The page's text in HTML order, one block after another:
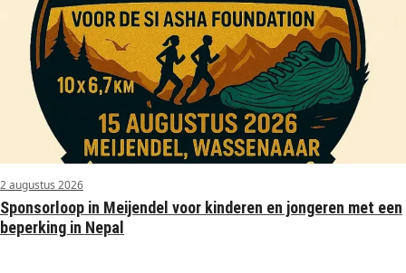
2 augustus 2026
Sponsorloop in Meijendel voor kinderen en jongeren met een
beperking in Nepal